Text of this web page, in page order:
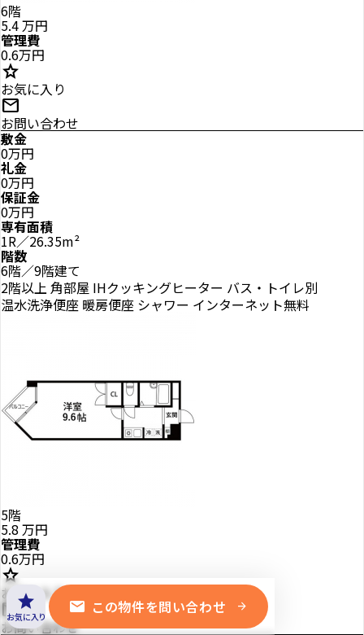
6階
5.4万円
管理費
0.6万円
star
お気に入り
mail
お問い合わせ
敷金
0万円
礼金
0万円
保証金
0万円
専有面積
1R／26.35m²
階数
6階／9階建て
2階以上 角部屋 IHクッキングヒーター バス・トイレ別
温水洗浄便座 暖房便座 シャワー インターネット無料
5階
5.8 万円
管理費
0.6万円
star
お気に入り
mail
お問い合わせ
star
お気に入り mail この物件を問い合わせ arrow_forward